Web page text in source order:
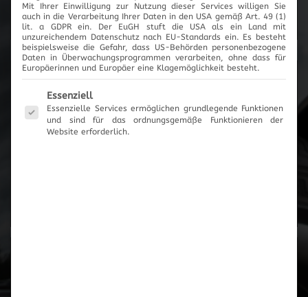
Cartronic Innovationen
Produktanfrage
Es wurden keine Artikel vorgemerkt
Mit Ihrer Einwilligung zur Nutzung dieser Services willigen Sie
auch in die Verarbeitung Ihrer Daten in den USA gemäß Art. 49 (1)
lit. a GDPR ein. Der EuGH stuft die USA als ein Land mit
unzureichendem Datenschutz nach EU-Standards ein. Es besteht
beispielsweise die Gefahr, dass US-Behörden personenbezogene
Daten in Überwachungsprogrammen verarbeiten, ohne dass für
Europäerinnen und Europäer eine Klagemöglichkeit besteht.
Es folgt eine Liste der Service-Gruppen, für die eine
Essenziell
Essenzielle Services ermöglichen grundlegende Funktionen
und sind für das ordnungsgemäße Funktionieren der
Website erforderlich.